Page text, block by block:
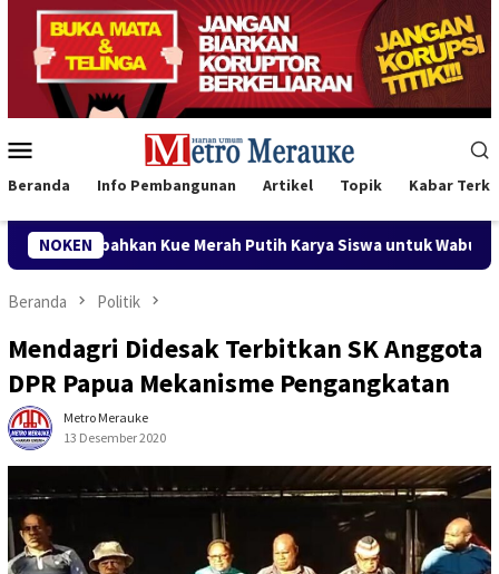
Loncat
konten
Mobile
Beranda Info Pembangunan Artikel Topik Kabar
NOKEN
Merah Putih Karya Siswa untuk Wabup Fauzun Nihayah
Beranda Politik
Mendagri Didesak Terbitkan SK Anggota
DPR Papua Mekanisme Pengangkatan
Metro Merauke
13 Desember 2020